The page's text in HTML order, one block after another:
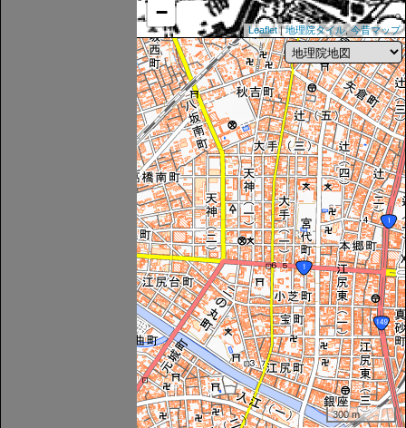
−
Leaflet|地理院タイル,今昔マップ
300 m